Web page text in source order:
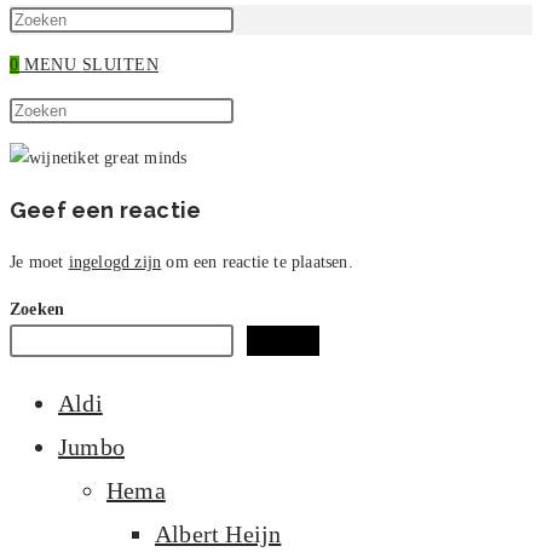
ZOEKEN
0 MENU SLUITEN
Zoek
op
site
zoekpaneel
sluiten.
Geef een reactie
Je moet ingelogd zijn om een reactie te plaatsen.
Zoeken
Aldi
Jumbo
Hema
Albert Heijn